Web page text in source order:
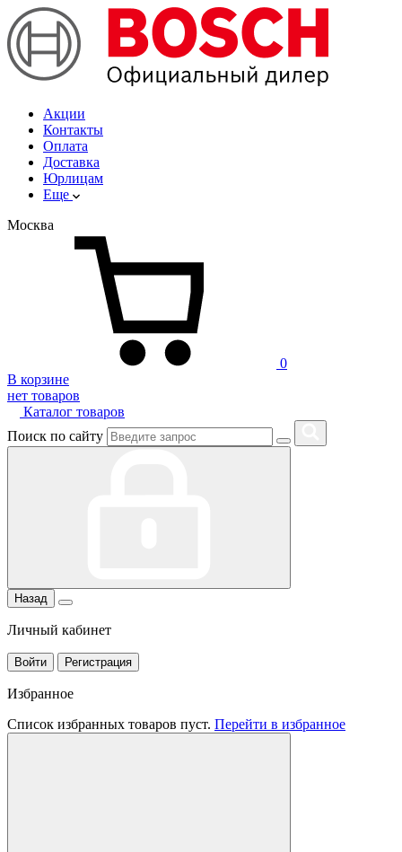
Акции
Контакты
Оплата
Доставка
Юрлицам
Еще
Москва
0
В корзине
нет товаров
Каталог товаров
Поиск по сайту
Назад
Личный кабинет
Войти Регистрация
Избранное
Список избранных товаров пуст. Перейти в избранное